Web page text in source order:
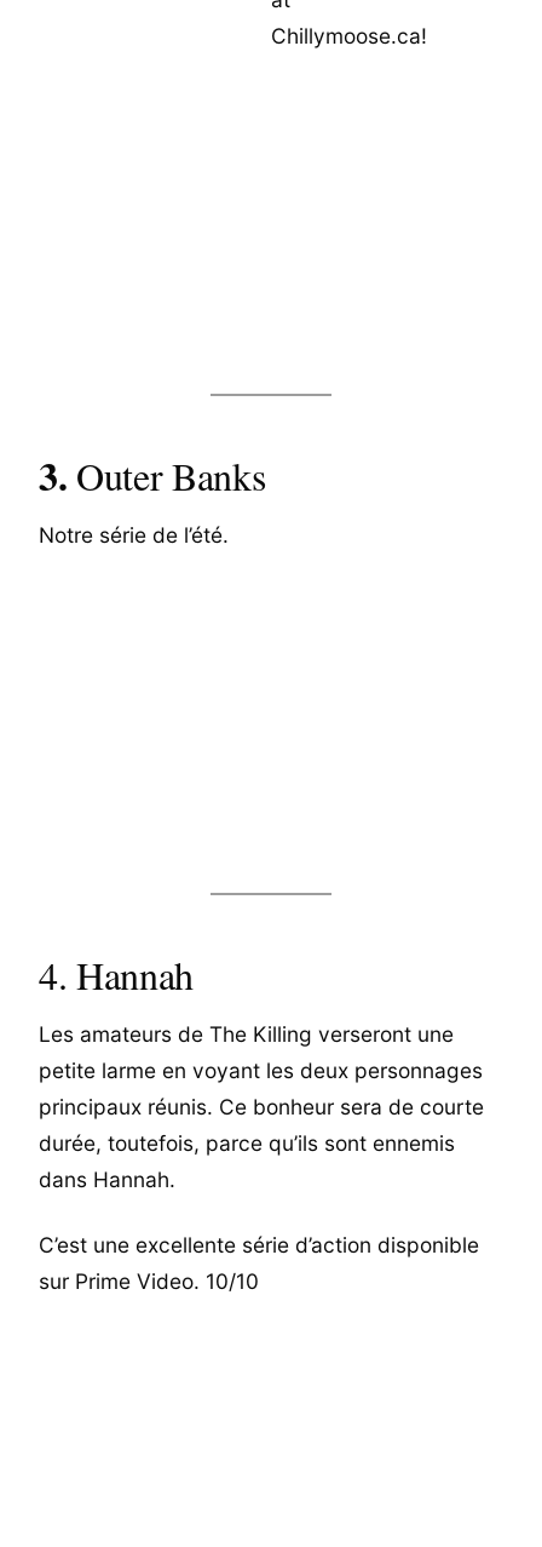
3. Outer Banks
Notre série de l’été.
4. Hannah
Les amateurs de The Killing verseront une
petite larme en voyant les deux personnages
principaux réunis. Ce bonheur sera de courte
durée, toutefois, parce qu’ils sont ennemis
dans Hannah.
C’est une excellente série d’action disponible
sur Prime Video. 10/10